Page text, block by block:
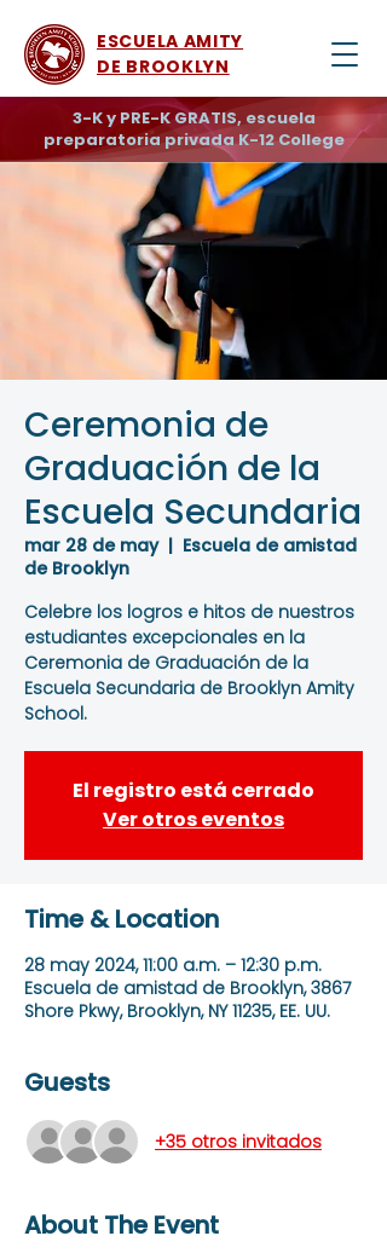
ESCUELA AMITY
DE BROOKLYN
3-K y PRE-K GRATIS, escuela
preparatoria privada K-12 College
Ceremonia de
Graduación de la
Escuela Secundaria
mar 28 de may
  |
Escuela de amistad
de Brooklyn
Celebre los logros e hitos de nuestros
estudiantes excepcionales en la
Ceremonia de Graduación de la
Escuela Secundaria de Brooklyn Amity
School.
El registro está cerrado
Ver otros eventos
Time & Location
28 may 2024, 11:00 a.m. – 12:30 p.m.
Escuela de amistad de Brooklyn, 3867
Shore Pkwy, Brooklyn, NY 11235, EE. UU.
Guests
+35 otros invitados
About The Event